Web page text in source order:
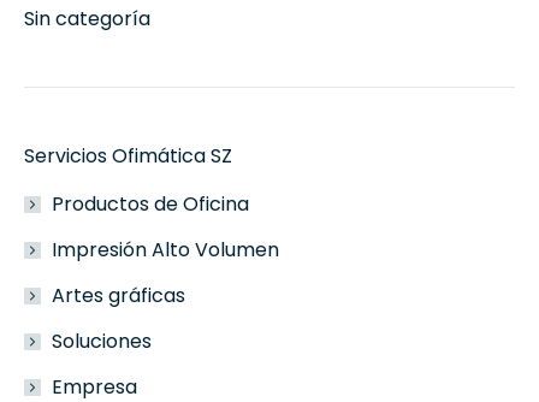
Sin categoría
Servicios Ofimática SZ
Productos de Oficina
Impresión Alto Volumen
Artes gráficas
Soluciones
Empresa